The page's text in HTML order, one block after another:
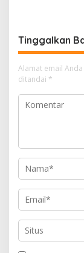
Tinggalkan
Alamat email
ditandai *